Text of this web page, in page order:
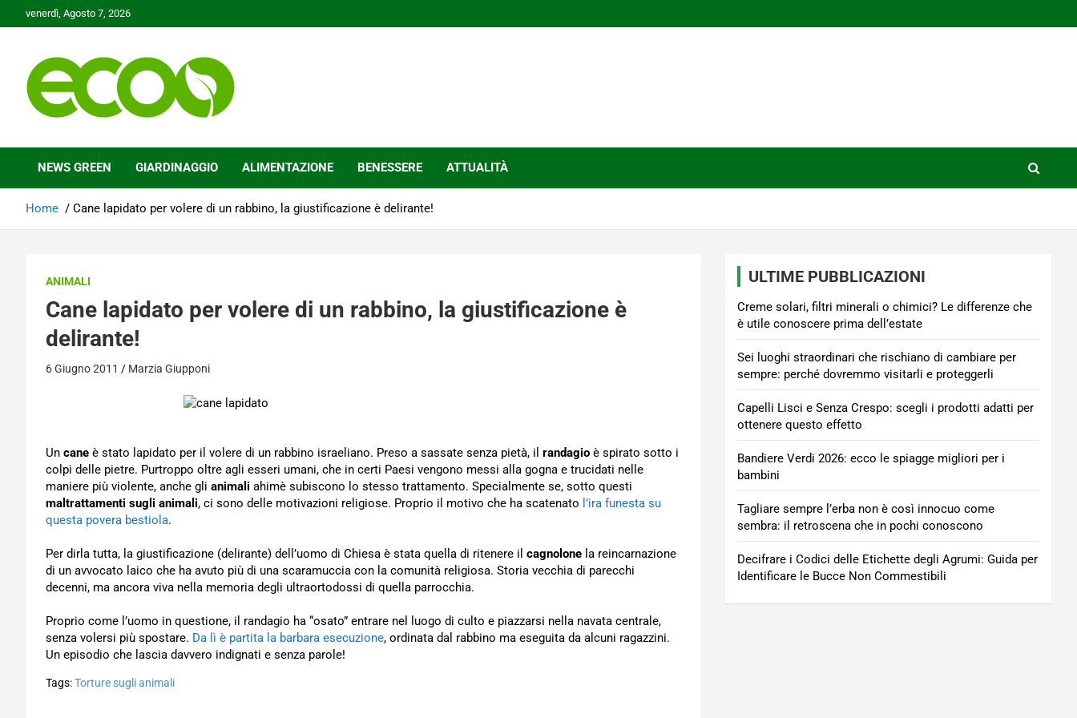
to
venerdì, Agosto 7, 2026
Ecoo.it
NEWS GREEN GIARDINAGGIO ALIMENTAZIONE BENESSERE ATTUALITÀ
Home Cane lapidato per volere di un rabbino, la giustificazione è delirante!
ANIMALI
Cane lapidato per volere di un rabbino, la giustificazione è
delirante!
6 Giugno 2011 Marzia Giupponi
Un cane è stato lapidato per il volere di un rabbino israeliano. Preso a sassate senza pietà, il randagio è spirato sotto i
colpi delle pietre. Purtroppo oltre agli esseri umani, che in certi Paesi vengono messi alla gogna e trucidati nelle
maniere più violente, anche gli animali ahimè subiscono lo stesso trattamento. Specialmente se, sotto questi
maltrattamenti sugli animali, ci sono delle motivazioni religiose. Proprio il motivo che ha scatenato l’ira funesta su
questa povera bestiola.
Per dirla tutta, la giustificazione (delirante) dell’uomo di Chiesa è stata quella di ritenere il cagnolone la reincarnazione
di un avvocato laico che ha avuto più di una scaramuccia con la comunità religiosa. Storia vecchia di parecchi
decenni, ma ancora viva nella memoria degli ultraortodossi di quella parrocchia.
Proprio come l’uomo in questione, il randagio ha “osato” entrare nel luogo di culto e piazzarsi nella navata centrale,
senza volersi più spostare. Da lì è partita la barbara esecuzione, ordinata dal rabbino ma eseguita da alcuni ragazzini.
Un episodio che lascia davvero indignati e senza parole!
Tags:Torture sugli animali
ULTIME PUBBLICAZIONI
Creme solari, filtri minerali o chimici? Le differenze che
è utile conoscere prima dell’estate
Sei luoghi straordinari che rischiano di cambiare per
sempre: perché dovremmo visitarli e proteggerli
Capelli Lisci e Senza Crespo: scegli i prodotti adatti per
ottenere questo effetto
Bandiere Verdi 2026: ecco le spiagge migliori per i
bambini
Tagliare sempre l’erba non è così innocuo come
sembra: il retroscena che in pochi conoscono
Decifrare i Codici delle Etichette degli Agrumi: Guida per
Identificare le Bucce Non Commestibili